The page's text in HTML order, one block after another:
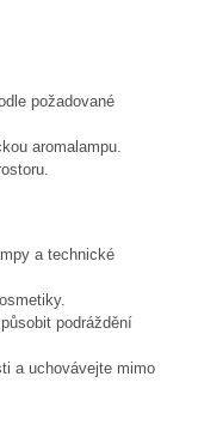
požadované
aromalampu.
a technické
podráždění
a uchovávejte mimo